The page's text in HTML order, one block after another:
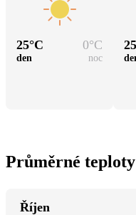
25°C 0°C
den noc
25
Průměrné
Říjen